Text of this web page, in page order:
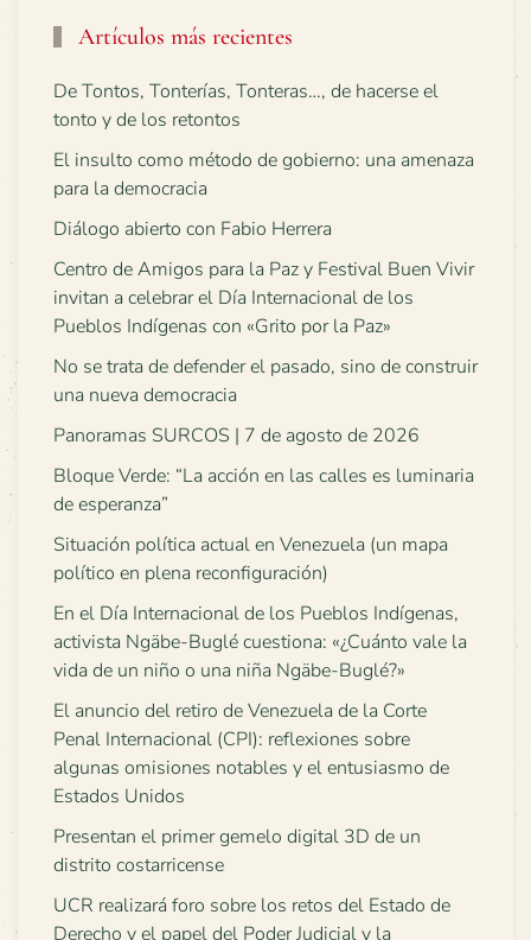
Artículos más recientes
De Tontos, Tonterías, Tonteras…, de hacerse el
tonto y de los retontos
El insulto como método de gobierno: una amenaza
para la democracia
Diálogo abierto con Fabio Herrera
Centro de Amigos para la Paz y Festival Buen Vivir
invitan a celebrar el Día Internacional de los
Pueblos Indígenas con «Grito por la Paz»
No se trata de defender el pasado, sino de construir
una nueva democracia
Panoramas SURCOS | 7 de agosto de 2026
Bloque Verde: “La acción en las calles es luminaria
de esperanza”
Situación política actual en Venezuela (un mapa
político en plena reconfiguración)
En el Día Internacional de los Pueblos Indígenas,
activista Ngäbe-Buglé cuestiona: «¿Cuánto vale la
vida de un niño o una niña Ngäbe-Buglé?»
El anuncio del retiro de Venezuela de la Corte
Penal Internacional (CPI): reflexiones sobre
algunas omisiones notables y el entusiasmo de
Estados Unidos
Presentan el primer gemelo digital 3D de un
distrito costarricense
UCR realizará foro sobre los retos del Estado de
Derecho y el papel del Poder Judicial y la